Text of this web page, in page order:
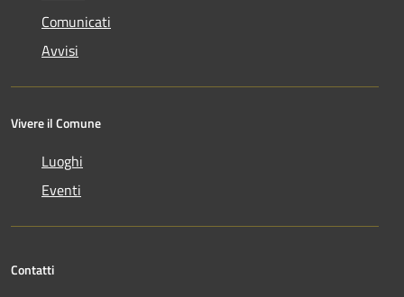
Comunicati
Avvisi
Vivere il Comune
Luoghi
Eventi
Contatti